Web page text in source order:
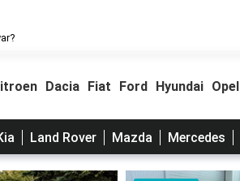
Dacia Fiat Ford Hyundai Opel
Land Rover Mazda Mercedes